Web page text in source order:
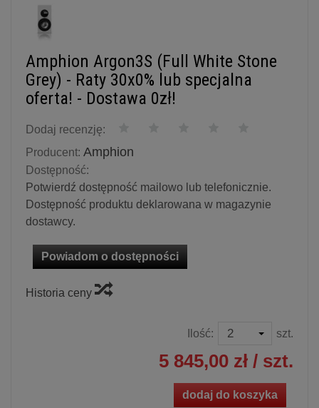
Amphion Argon3S (Full White Stone
Grey) - Raty 30x0% lub specjalna
oferta! - Dostawa 0zł!
Dodaj recenzję:
Producent: Amphion
Dostępność:
Potwierdź dostępność mailowo lub telefonicznie.
Dostępność produktu deklarowana w magazynie
dostawcy.
Powiadom o dostępności
Historia ceny
Ilość: szt.
5 845,00 zł / szt.
dodaj do koszyka